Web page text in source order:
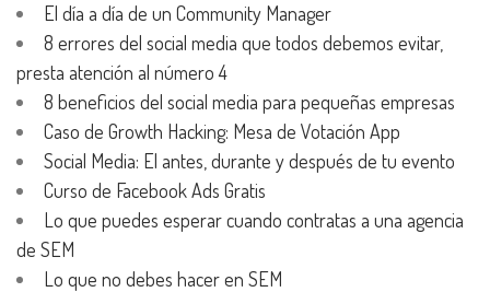
El día a día de un Community Manager
8 errores del social media que todos debemos evitar,
presta atención al número 4
8 beneficios del social media para pequeñas empresas
Caso de Growth Hacking: Mesa de Votación App
Social Media: El antes, durante y después de tu evento
Curso de Facebook Ads Gratis
Lo que puedes esperar cuando contratas a una agencia
de SEM
Lo que no debes hacer en SEM